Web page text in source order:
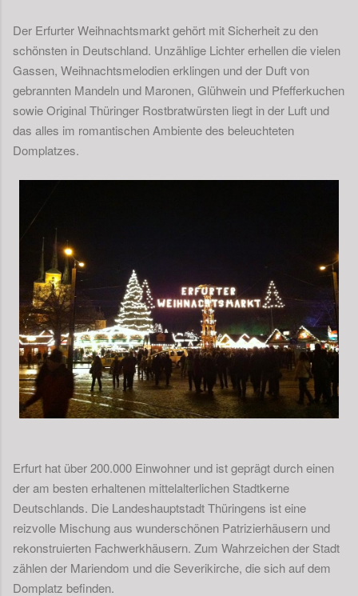
Der Erfurter Weihnachtsmarkt gehört mit Sicherheit zu den
schönsten in Deutschland. Unzählige Lichter erhellen die vielen
Gassen, Weihnachtsmelodien erklingen und der Duft von
gebrannten Mandeln und Maronen, Glühwein und Pfefferkuchen
sowie Original Thüringer Rostbratwürsten liegt in der Luft und
das alles im romantischen Ambiente des beleuchteten
Domplatzes.
Erfurt hat über 200.000 Einwohner und ist geprägt durch einen
der am besten erhaltenen mittelalterlichen Stadtkerne
Deutschlands. Die Landeshauptstadt Thüringens ist eine
reizvolle Mischung aus wunderschönen Patrizierhäusern und
rekonstruierten Fachwerkhäusern. Zum Wahrzeichen der Stadt
zählen der Mariendom und die Severikirche, die sich auf dem
Domplatz befinden.